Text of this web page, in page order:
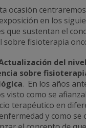
ocasión
en los
que sustentan el
sobre fisioterapia
del
sobre
. En los años
visto como se
terapéutico en
y como se